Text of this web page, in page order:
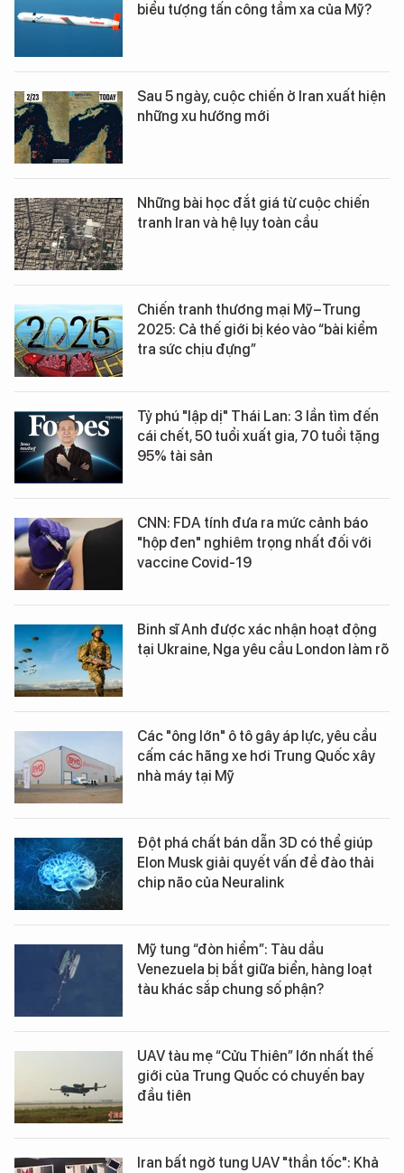
biểu tượng tấn công tầm xa của Mỹ?
Sau 5 ngày, cuộc chiến ở Iran xuất hiện
những xu hướng mới
Những bài học đắt giá từ cuộc chiến
tranh Iran và hệ lụy toàn cầu
Chiến tranh thương mại Mỹ–Trung
2025: Cả thế giới bị kéo vào “bài kiểm
tra sức chịu đựng”
Tỷ phú "lập dị" Thái Lan: 3 lần tìm đến
cái chết, 50 tuổi xuất gia, 70 tuổi tặng
95% tài sản
CNN: FDA tính đưa ra mức cảnh báo
"hộp đen" nghiêm trọng nhất đối với
vaccine Covid-19
Binh sĩ Anh được xác nhận hoạt động
tại Ukraine, Nga yêu cầu London làm rõ
Các "ông lớn" ô tô gây áp lực, yêu cầu
cấm các hãng xe hơi Trung Quốc xây
nhà máy tại Mỹ
Đột phá chất bán dẫn 3D có thể giúp
Elon Musk giải quyết vấn đề đào thải
chip não của Neuralink
Mỹ tung “đòn hiểm”: Tàu dầu
Venezuela bị bắt giữa biển, hàng loạt
tàu khác sắp chung số phận?
UAV tàu mẹ “Cửu Thiên” lớn nhất thế
giới của Trung Quốc có chuyến bay
đầu tiên
Iran bất ngờ tung UAV "thần tốc": Khả